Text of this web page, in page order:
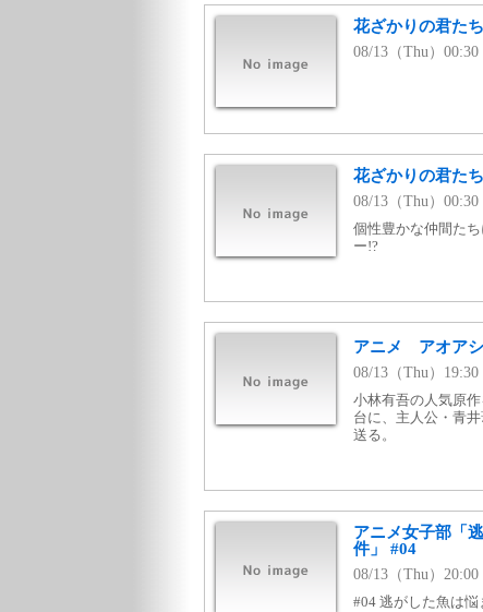
花ざかりの君た
08/13（Thu）
花ざかりの君た
08/13（Thu）
個性豊かな仲間た
ー!?
アニメ アオアシ
08/13（Thu）
小林有吾の人気原
台に、主人公・青
送る。
アニメ女子部「
件」 #04
08/13（Thu）
#04 逃がした魚は悩